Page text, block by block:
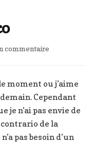
commentaire
coco
moment ou j’aime
Cependant
je n’ai pas envie de
contrario de la
pas besoin d’un